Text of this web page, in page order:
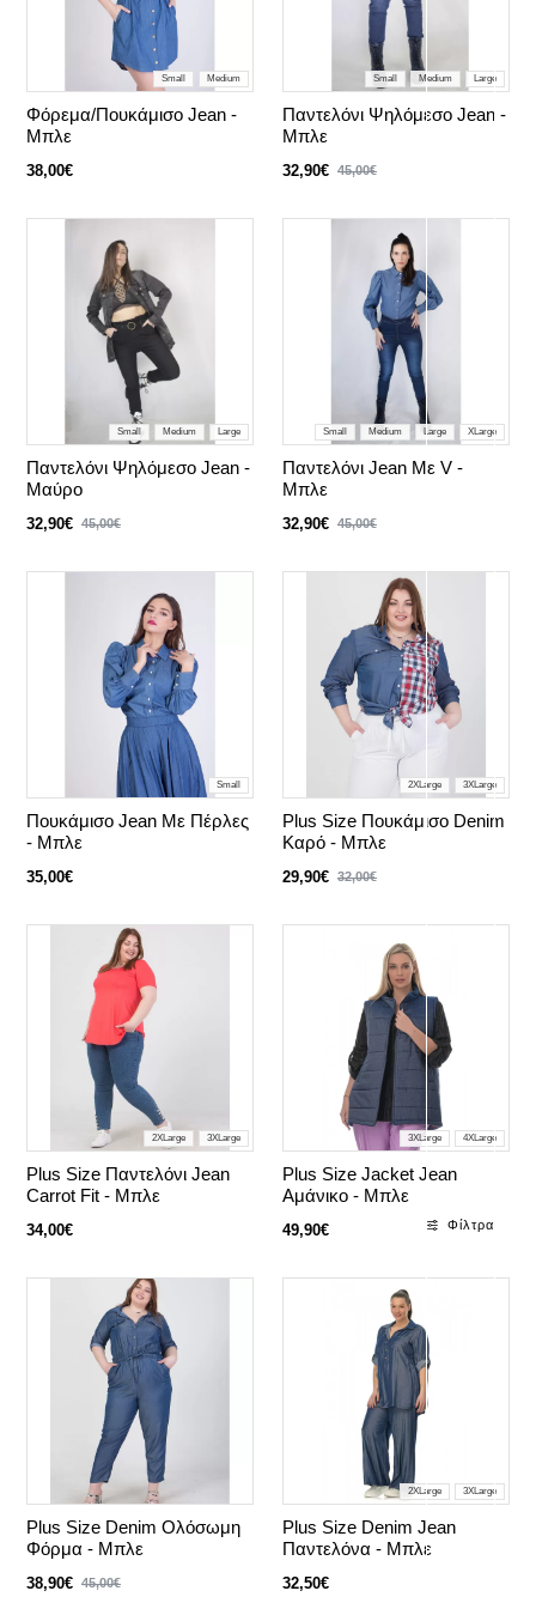
Small Medium
Φόρεμα/Πουκάμισο Jean -
Μπλε
38,00€
Small Medium Large
Παντελόνι Ψηλόμεσο Jean -
Mπλε
32,90€ 45,00€
Small Medium Large
Παντελόνι Ψηλόμεσο Jean -
Mαύρο
32,90€ 45,00€
Small Medium Large XLarge
Παντελόνι Jean Με V -
Μπλε
32,90€ 45,00€
Small
Πουκάμισο Jean Με Πέρλες
- Μπλε
35,00€
2XLarge 3XLarge
Plus Size Πουκάμισο Denim
Καρό - Μπλε
29,90€ 32,00€
2XLarge 3XLarge
Plus Size Παντελόνι Jean
Carrot Fit - Μπλε
34,00€
3XLarge 4XLarge
Plus Size Jacket Jean
Αμάνικο - Μπλε
49,90€
Plus Size Denim Ολόσωμη
Φόρμα - Μπλε
38,90€ 45,00€
2XLarge 3XLarge
Plus Size Denim Jean
Παντελόνα - Μπλε
32,50€
Φίλτρα